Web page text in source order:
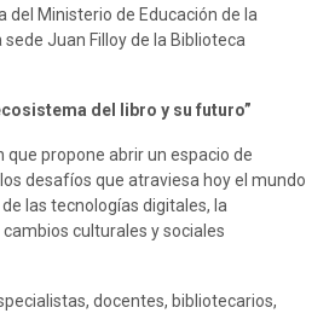
del Ministerio de Educación de la
Juan Filloy de la Biblioteca
del libro y su futuro”
que propone abrir un espacio de
desafíos que atraviesa hoy el mundo
las tecnologías digitales, la
culturales y sociales
docentes, bibliotecarios,